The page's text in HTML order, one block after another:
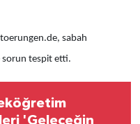
sabah
sorun tespit etti.
'Geleceğin